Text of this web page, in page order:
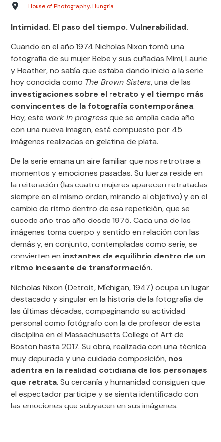
House of Photography, Hungría
Intimidad. El paso del tiempo. Vulnerabilidad.
Cuando en el año 1974 Nicholas Nixon tomó una
fotografía de su mujer Bebe y sus cuñadas Mimi, Laurie
y Heather, no sabía que estaba dando inicio a la serie
hoy conocida como The Brown Sisters, una de las
investigaciones sobre el retrato y el tiempo más
convincentes de la fotografía contemporánea.
Hoy, este work in progressque se amplía cada año
con una nueva imagen, está compuesto por 45
imágenes realizadas en gelatina de plata.
De la serie emana un aire familiar que nos retrotrae a
momentos y emociones pasadas. Su fuerza reside en
la reiteración (las cuatro mujeres aparecen retratadas
siempre en el mismo orden, mirando al objetivo) y en el
cambio de ritmo dentro de esa repetición, que se
sucede año tras año desde 1975. Cada una de las
imágenes toma cuerpo y sentido en relación con las
demás y, en conjunto, contempladas como serie, se
convierten en instantes de equilibrio dentro de un
ritmo incesante de transformación.
Nicholas Nixon (Detroit, Míchigan, 1947) ocupa un lugar
destacado y singular en la historia de la fotografía de
las últimas décadas, compaginando su actividad
personal como fotógrafo con la de profesor de esta
disciplina en el Massachusetts College of Art de
Boston hasta 2017. Su obra, realizada con una técnica
muy depurada y una cuidada composición, nos
adentra en la realidad cotidiana de los personajes
que retrata. Su cercanía y humanidad consiguen que
el espectador participe y se sienta identificado con
las emociones que subyacen en sus imágenes.